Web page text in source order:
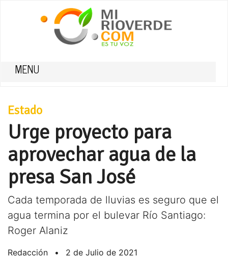
MENU
Estado
Urge proyecto para
aprovechar agua de la
presa San José
Cada temporada de lluvias es seguro que el
agua termina por el bulevar Río Santiago:
Roger Alaniz
Redacción • 2 de Julio de 2021